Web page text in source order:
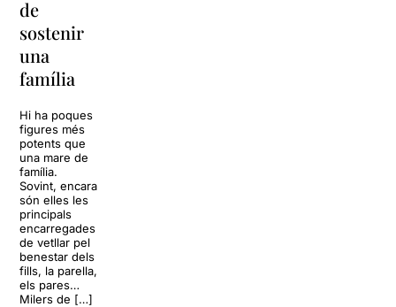
de
sostenir
una
família
Hi ha poques
figures més
potents que
una mare de
família.
Sovint, encara
són elles les
principals
encarregades
de vetllar pel
benestar dels
fills, la parella,
els pares…
Milers de […]